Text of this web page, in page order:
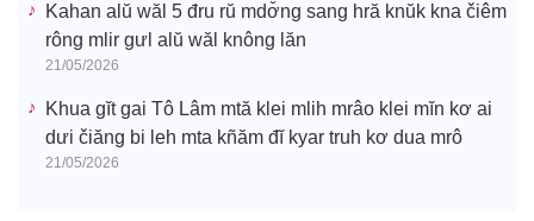
Kahan alŭ wăl 5 đru rŭ mdơ̆ng sang hră knŭk kna čiêm
rông mlir gưl alŭ wăl knông lăn
21/05/2026
Khua gĭt gai Tô Lâm mtă klei mlih mrâo klei mĭn kơ ai
dưi čiăng bi leh mta kñăm đĭ kyar truh kơ dua mrô
21/05/2026